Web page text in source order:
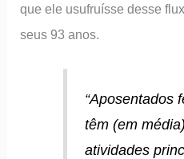
que ele usufruísse desse
seus 93 anos.
“Aposentados
têm (em
atividades